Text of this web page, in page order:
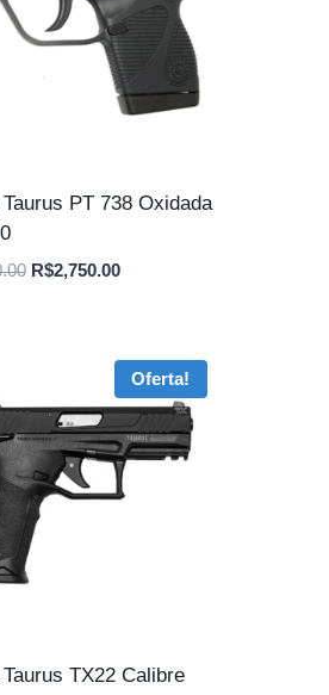
PT 738 Oxidada
O
R$2,750.00O
R$2,750.00.
Oferta!
TX22 Calibre